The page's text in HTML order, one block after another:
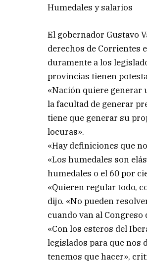
Humedales y salarios
El gobernador Gustavo
derechos de Corrientes
duramente a los
provincias tienen
«Nación quiere generar
la facultad de generar
tiene que generar su
locuras».
«Hay definiciones que
«Los humedales son
humedales o el 60 por
«Quieren regular todo,
dijo. «No pueden
cuando van al Congreso
«Con los esteros del
legislados para que nos
tenemos que hacer»,